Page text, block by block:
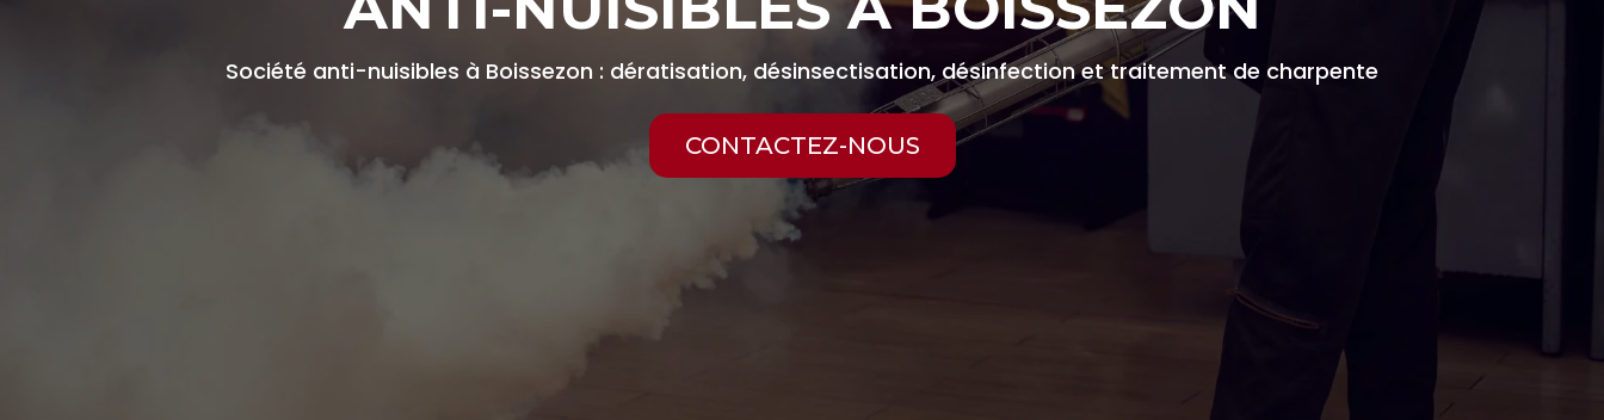
Société anti-nuisibles à Boissezon : dératisation, désinsectisation, désinfection et traitement de charpente
CONTACTEZ-NOUS